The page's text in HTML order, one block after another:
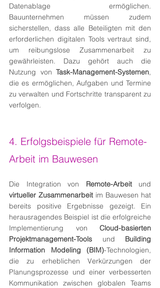
Datenablage ermöglichen.
Bauunternehmen müssen zudem
sicherstellen, dass alle Beteiligten mit den
erforderlichen digitalen Tools vertraut sind,
um reibungslose Zusammenarbeit zu
gewährleisten. Dazu gehört auch die
Nutzung von Task-Management-Systemen,
die es ermöglichen, Aufgaben und Termine
zu verwalten und Fortschritte transparent zu
verfolgen.
4. Erfolgsbeispiele für Remote-
Arbeit im Bauwesen
Die Integration von Remote-Arbeit
virtueller Zusammenarbeit im Bauwesen hat
bereits positive Ergebnisse gezeigt. Ein
herausragendes Beispiel ist die erfolgreiche
Implementierung von Cloud-basierten
Projektmanagement-Tools und Building
Information Modeling (BIM)-Technologien,
die zu erheblichen Verkürzungen der
Planungsprozesse und einer verbesserten
Kommunikation zwischen globalen Teams